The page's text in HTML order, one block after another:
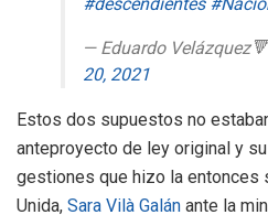
— Eduardo
20, 2021
Estos dos supuestos no
anteproyecto de ley original y
gestiones que hizo la entonces
Unida, Sara Vilà Galán ante la